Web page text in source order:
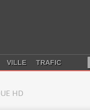
VILLE TRAFIC
HD